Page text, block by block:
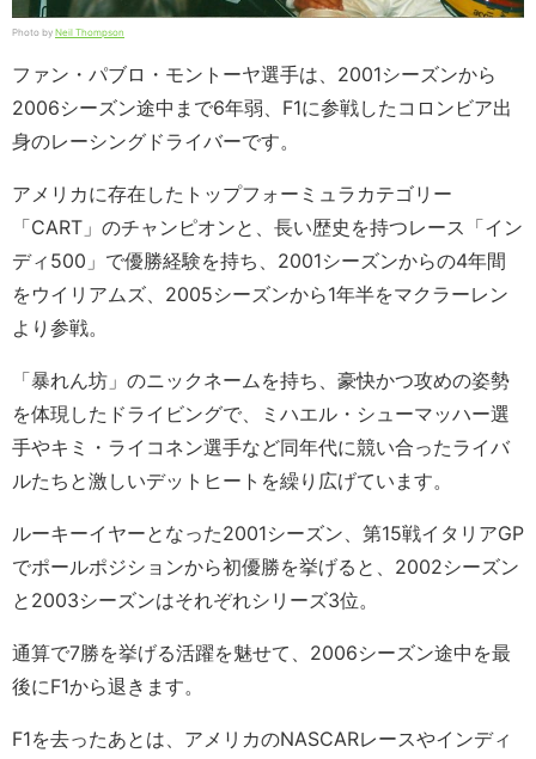
Photo by Neil Thompson
ファン・パブロ・モントーヤ選手は、2001シーズンから
2006シーズン途中まで6年弱、F1に参戦したコロンビア出
身のレーシングドライバーです。
アメリカに存在したトップフォーミュラカテゴリー
「CART」のチャンピオンと、長い歴史を持つレース「イン
ディ500」で優勝経験を持ち、2001シーズンからの4年間
をウイリアムズ、2005シーズンから1年半をマクラーレン
より参戦。
「暴れん坊」のニックネームを持ち、豪快かつ攻めの姿勢
を体現したドライビングで、ミハエル・シューマッハー選
手やキミ・ライコネン選手など同年代に競い合ったライバ
ルたちと激しいデットヒートを繰り広げています。
ルーキーイヤーとなった2001シーズン、第15戦イタリアGP
でポールポジションから初優勝を挙げると、2002シーズン
と2003シーズンはそれぞれシリーズ3位。
通算で7勝を挙げる活躍を魅せて、2006シーズン途中を最
後にF1から退きます。
F1を去ったあとは、アメリカのNASCARレースやインディ